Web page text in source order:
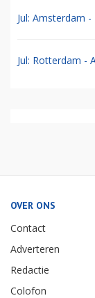
Jul: Amsterdam
Jul: Rotterdam -
OVER ONS
Contact
Adverteren
Redactie
Colofon